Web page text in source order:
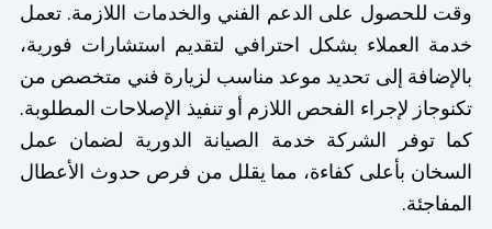
وقت للحصول على الدعم الفني والخدمات اللازمة. تعمل
خدمة العملاء بشكل احترافي لتقديم استشارات فورية،
بالإضافة إلى تحديد موعد مناسب لزيارة فني متخصص من
تكنوجاز لإجراء الفحص اللازم أو تنفيذ الإصلاحات المطلوبة.
كما توفر الشركة خدمة الصيانة الدورية لضمان عمل
السخان بأعلى كفاءة، مما يقلل من فرص حدوث الأعطال
المفاجئة.